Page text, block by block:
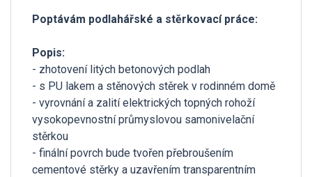
Poptávám podlahářské a stěrkovací práce:
Popis:
- zhotovení litých betonových podlah
- s PU lakem a stěnových stěrek v rodinném domě
- vyrovnání a zalití elektrických topných rohoží
vysokopevnostní průmyslovou samonivelační
stěrkou
- finální povrch bude tvořen přebroušením
cementové stěrky a uzavřením transparentním